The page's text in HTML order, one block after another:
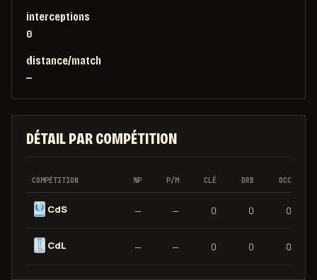
interceptions
0
distance/match
—
DÉTAIL PAR COMPÉTITION
COMPÉTITION %P P/M CLÉ DRB OCC
CdS — — 0 0 0
CdL — — 0 0 0